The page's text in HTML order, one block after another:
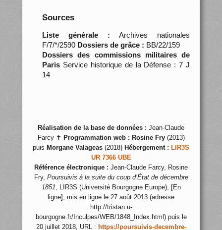
Sources
Liste générale : Archives nationales
F/7/*/2590 Dossiers de grâce : BB/22/159
Dossiers des commissions militaires de
ParisService historique de la Défense : 7 J
14
Réalisation de la base de données : Jean-Claude
Farcy ✝ Programmation web : Rosine Fry(2013)
puis Morgane Valageas (2018) Hébergement : LIR3S
UR 7366 UBE
Référence électronique : Jean-Claude Farcy, Rosine
Fry, Poursuivis à la suite du coup d’État de décembre
1851, LIR3S (Université Bourgogne Europe), [En
ligne], mis en ligne le 27 août 2013 (adresse
http://tristan.u-
bourgogne.fr/Inculpes/WEB/1848_Index.html) puis le
20 juillet 2018, URL : https://poursuivis-decembre-